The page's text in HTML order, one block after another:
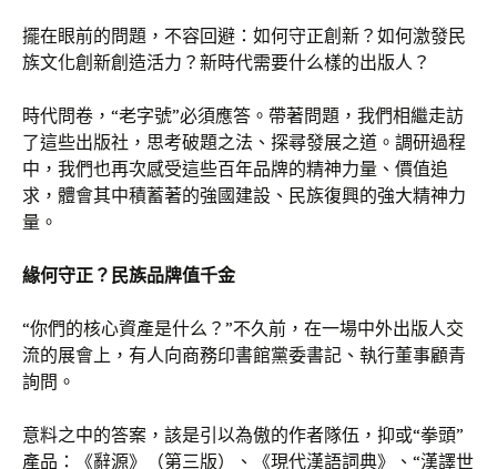
擺在眼前的問題，不容回避：如何守正創新？如何激發民
族文化創新創造活力？新時代需要什么樣的出版人？
時代問卷，“老字號”必須應答。帶著問題，我們相繼走訪
了這些出版社，思考破題之法、探尋發展之道。調研過程
中，我們也再次感受這些百年品牌的精神力量、價值追
求，體會其中積蓄著的強國建設、民族復興的強大精神力
量。
緣何守正？民族品牌值千金
“你們的核心資產是什么？”不久前，在一場中外出版人交
流的展會上，有人向商務印書館黨委書記、執行董事顧青
詢問。
意料之中的答案，該是引以為傲的作者隊伍，抑或“拳頭”
產品：《辭源》（第三版）、《現代漢語詞典》、“漢譯世